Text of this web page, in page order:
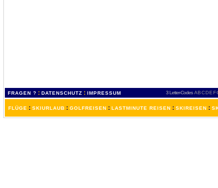
FRAGEN ? : DATENSCHUTZ : IMPRESSUM 3 Letter-Codes ABCDEF
FLÜGE : SKIURLAUB : GOLFREISEN : LASTMINUTE REISEN : SKIREISEN :